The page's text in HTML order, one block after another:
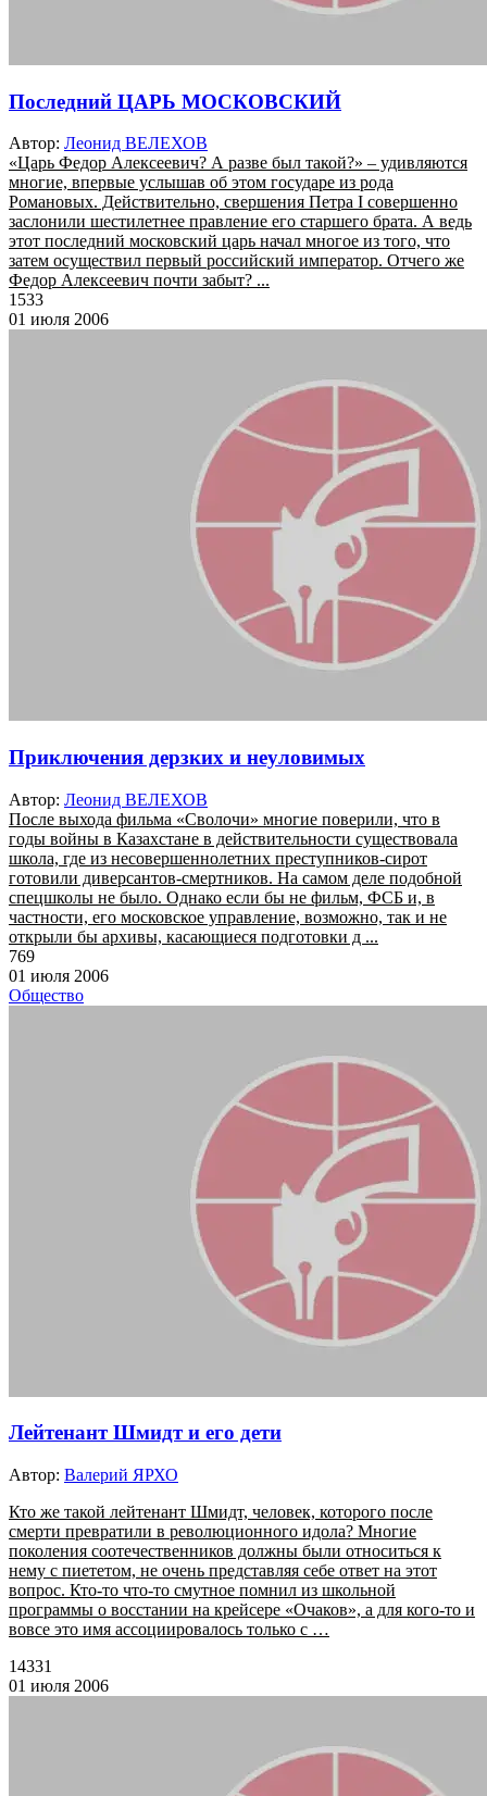
Последний ЦАРЬ МОСКОВСКИЙ
Автор: Леонид ВЕЛЕХОВ
«Царь Федор Алексеевич? А разве был такой?» – удивляются
многие, впервые услышав об этом государе из рода
Романовых. Действительно, свершения Петра I совершенно
заслонили шестилетнее правление его старшего брата. А ведь
этот последний московский царь начал многое из того, что
затем осуществил первый российский император. Отчего же
Федор Алексеевич почти забыт? ...
1533
01 июля 2006
Приключения дерзких и неуловимых
Автор: Леонид ВЕЛЕХОВ
После выхода фильма «Сволочи» многие поверили, что в
годы войны в Казахстане в действительности существовала
школа, где из несовершеннолетних преступников-сирот
готовили диверсантов-смертников. На самом деле подобной
спецшколы не было. Однако если бы не фильм, ФСБ и, в
частности, его московское управление, возможно, так и не
открыли бы архивы, касающиеся подготовки д ...
769
01 июля 2006
Общество
Лейтенант Шмидт и его дети
Автор: Валерий ЯРХО
Кто же такой лейтенант Шмидт, человек, которого после
смерти превратили в революционного идола? Многие
поколения соотечественников должны были относиться к
нему с пиететом, не очень представляя себе ответ на этот
вопрос. Кто-то что-то смутное помнил из школьной
программы о восстании на крейсере «Очаков», а для кого-то и
вовсе это имя ассоциировалось только с …
14331
01 июля 2006